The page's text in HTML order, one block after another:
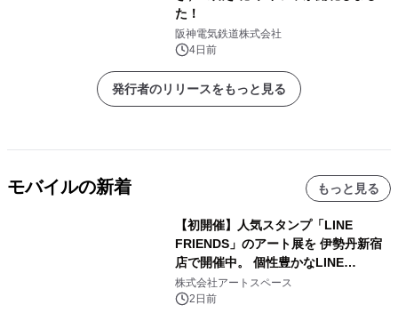
た！
阪神電気鉄道株式会社
4日前
発行者のリリースをもっと見る
モバイルの新着 もっと見る
【初開催】人気スタンプ「LINE
FRIENDS」のアート展を 伊勢丹新宿
店で開催中。 個性豊かなLINE
FRIENDSの仲間たちが インテリアア
ートとして新たな魅力を発信。
株式会社アートスペース
2日前